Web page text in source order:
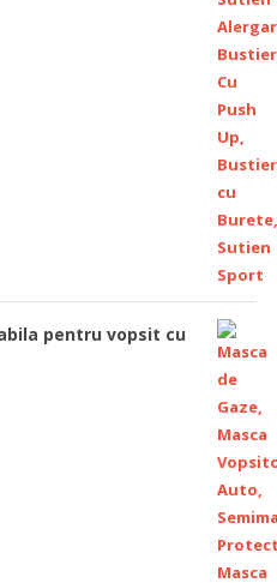
pentru vopsit cu